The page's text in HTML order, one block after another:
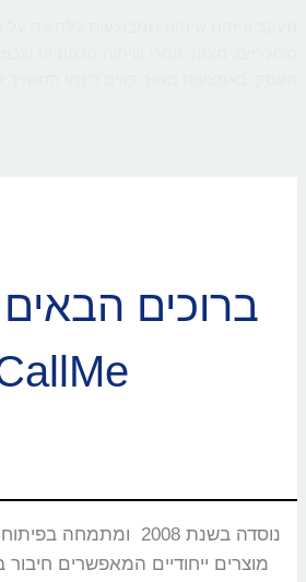
ברוכים
מוצרים ייחודיים המאפשרים